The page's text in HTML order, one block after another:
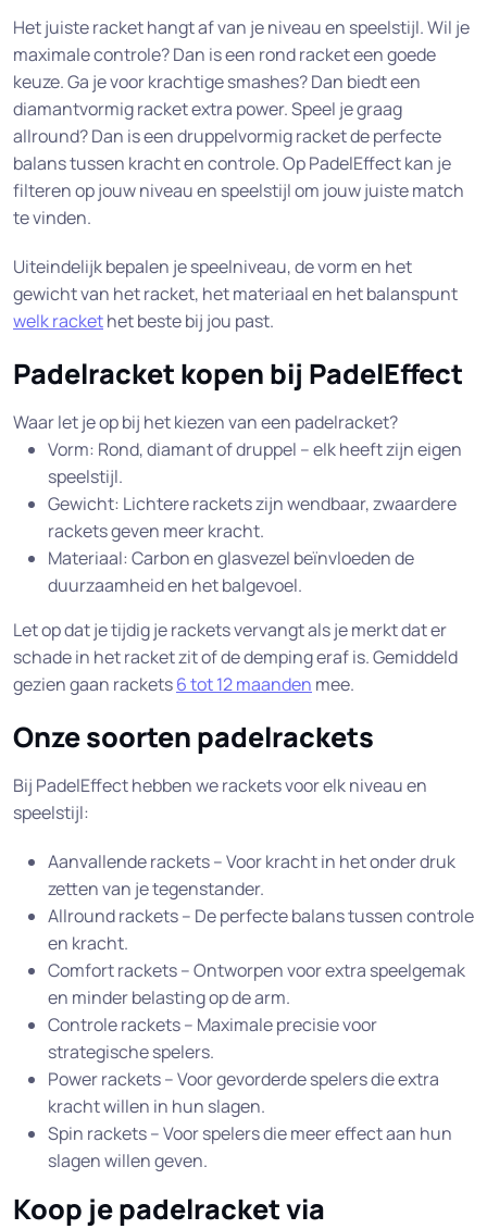
Het juiste racket hangt af van je niveau en speelstijl. Wil je
maximale controle? Dan is een rond racket een goede
keuze. Ga je voor krachtige smashes? Dan biedt een
diamantvormig racket extra power. Speel je graag
allround? Dan is een druppelvormig racket de perfecte
balans tussen kracht en controle. Op PadelEffect kan je
filteren op jouw niveau en speelstijl om jouw juiste match
te vinden.
Uiteindelijk bepalen je speelniveau, de vorm en het
gewicht van het racket, het materiaal en het balanspunt
welk rackethet beste bij jou past.
Padelracket kopen bij PadelEffect
Waar let je op bij het kiezen van een padelracket?
Vorm: Rond, diamant of druppel – elk heeft zijn eigen
speelstijl.
Gewicht: Lichtere rackets zijn wendbaar, zwaardere
rackets geven meer kracht.
Materiaal: Carbon en glasvezel beïnvloeden de
duurzaamheid en het balgevoel.
Let op dat je tijdig je rackets vervangt als je merkt dat er
schade in het racket zit of de demping eraf is. Gemiddeld
gezien gaan rackets6 tot 12 maanden mee.
Onze soorten padelrackets
Bij PadelEffect hebben we rackets voor elk niveau en
speelstijl:
Aanvallende rackets – Voor kracht in het onder druk
zetten van je tegenstander.
Allround rackets – De perfecte balans tussen controle
en kracht.
Comfort rackets – Ontworpen voor extra speelgemak
en minder belasting op de arm.
Controle rackets – Maximale precisie voor
strategische spelers.
Power rackets – Voor gevorderde spelers die extra
kracht willen in hun slagen.
Spin rackets – Voor spelers die meer effect aan hun
slagen willen geven.
Koop je padelracket via